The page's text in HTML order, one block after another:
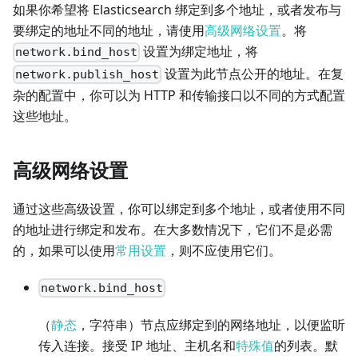
如果你希望将 Elasticsearch 绑定到多个地址，或者发布与
要绑定的地址不同的地址，请使用高级网络设置。将
network.bind_host 设置为绑定地址，将
network.publish_host 设置为此节点公开的地址。在复
杂的配置中，你可以为 HTTP 和传输接口以不同的方式配置
这些地址。
高级网络设置
通过这些高级设置，你可以绑定到多个地址，或者使用不同
的地址进行绑定和发布。在大多数情况下，它们不是必需
的，如果可以使用常用设置 ，则不应使用它们。
network.bind_host
（静态 ，字符串）节点应绑定到的网络地址，以便监听
传入连接。接受 IP 地址、主机名和特殊值的列表。默